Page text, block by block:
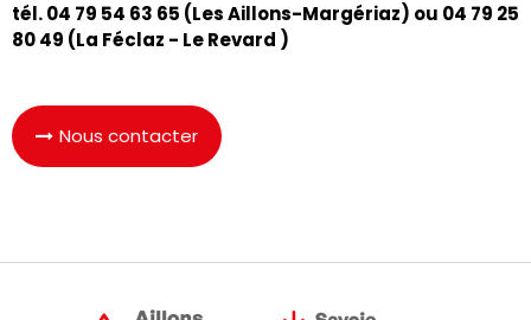
tél. 04 79 54 63 65 (Les Aillons-Margériaz) ou 04 79 25
80 49 (La Féclaz - Le Revard )
Nous contacter